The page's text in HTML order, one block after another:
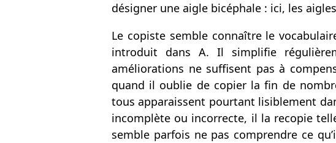
désigner une aigle bicéphale : ici, les
Le copiste semble connaître le
introduit dans A. Il simplifie
améliorations ne suffisent pas à
quand il oublie de copier la fin de
tous apparaissent pourtant lisiblement
incomplète ou incorrecte, il la recopie
semble parfois ne pas comprendre ce